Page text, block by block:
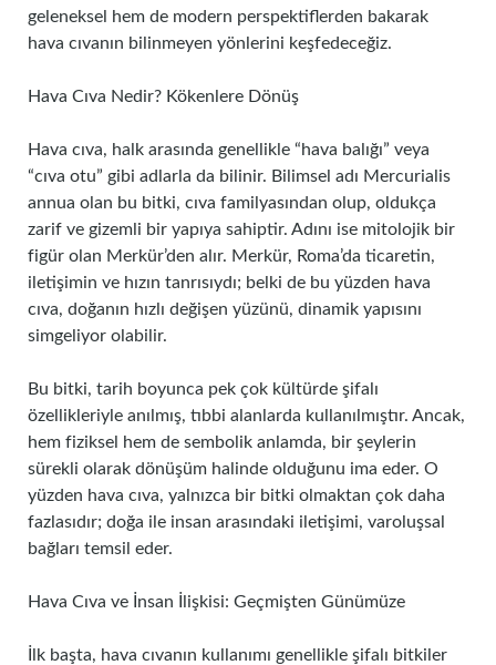
geleneksel hem de modern perspektiflerden bakarak
hava cıvanın bilinmeyen yönlerini keşfedeceğiz.
Hava Cıva Nedir? Kökenlere Dönüş
Hava cıva, halk arasında genellikle “hava balığı” veya
“cıva otu” gibi adlarla da bilinir. Bilimsel adı Mercurialis
annua olan bu bitki, cıva familyasından olup, oldukça
zarif ve gizemli bir yapıya sahiptir. Adını ise mitolojik bir
figür olan Merkür’den alır. Merkür, Roma’da ticaretin,
iletişimin ve hızın tanrısıydı; belki de bu yüzden hava
cıva, doğanın hızlı değişen yüzünü, dinamik yapısını
simgeliyor olabilir.
Bu bitki, tarih boyunca pek çok kültürde şifalı
özellikleriyle anılmış, tıbbi alanlarda kullanılmıştır. Ancak,
hem fiziksel hem de sembolik anlamda, bir şeylerin
sürekli olarak dönüşüm halinde olduğunu ima eder. O
yüzden hava cıva, yalnızca bir bitki olmaktan çok daha
fazlasıdır; doğa ile insan arasındaki iletişimi, varoluşsal
bağları temsil eder.
Hava Cıva ve İnsan İlişkisi: Geçmişten Günümüze
İlk başta, hava cıvanın kullanımı genellikle şifalı bitkiler